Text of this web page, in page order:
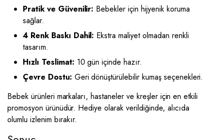
Pratik ve Güvenilir: Bebekler için hijyenik koruma
sağlar.
4 Renk Baskı Dahil: Ekstra maliyet olmadan renkli
tasarım.
Hızlı Teslimat: 10 gün içinde hazır.
Çevre Dostu: Geri dönüştürülebilir kumaş seçenekleri.
Bebek ürünleri markaları, hastaneler ve kreşler için en etkili
promosyon ürünüdür. Hediye olarak verildiğinde, alıcıda
olumlu izlenim bırakır.